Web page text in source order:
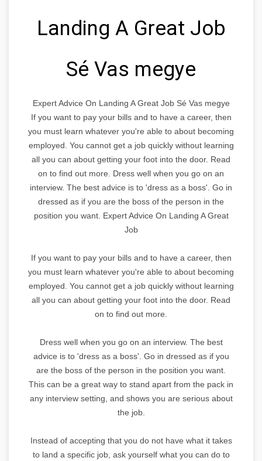
Landing A Great Job
Sé Vas megye
Expert Advice On Landing A Great Job Sé Vas megye
If you want to pay your bills and to have a career, then
you must learn whatever you're able to about becoming
employed. You cannot get a job quickly without learning
all you can about getting your foot into the door. Read
on to find out more. Dress well when you go on an
interview. The best advice is to 'dress as a boss'. Go in
dressed as if you are the boss of the person in the
position you want. Expert Advice On Landing A Great
Job
If you want to pay your bills and to have a career, then
you must learn whatever you're able to about becoming
employed. You cannot get a job quickly without learning
all you can about getting your foot into the door. Read
on to find out more.
Dress well when you go on an interview. The best
advice is to 'dress as a boss'. Go in dressed as if you
are the boss of the person in the position you want.
This can be a great way to stand apart from the pack in
any interview setting, and shows you are serious about
the job.
Instead of accepting that you do not have what it takes
to land a specific job, ask yourself what you can do to